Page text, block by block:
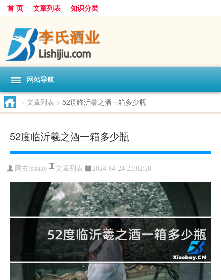
首 页 文章列表 知识分类
网站导航
> 文章列表 > 52度临沂羲之酒一箱多少瓶
52度临沂羲之酒一箱多少瓶
网友:sslake 文章列表 2024-04-24 23:02:20